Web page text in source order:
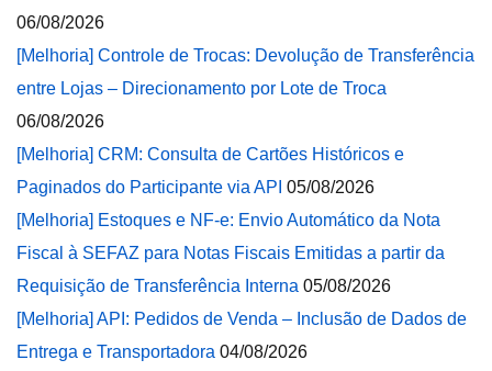
06/08/2026
[Melhoria] Controle de Trocas: Devolução de Transferência
entre Lojas – Direcionamento por Lote de Troca
06/08/2026
[Melhoria] CRM: Consulta de Cartões Históricos e
Paginados do Participante via API 05/08/2026
[Melhoria] Estoques e NF-e: Envio Automático da Nota
Fiscal à SEFAZ para Notas Fiscais Emitidas a partir da
Requisição de Transferência Interna 05/08/2026
[Melhoria] API: Pedidos de Venda – Inclusão de Dados de
Entrega e Transportadora 04/08/2026